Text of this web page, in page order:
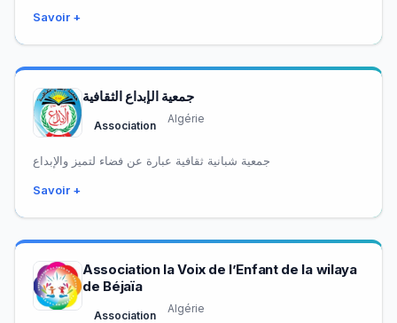
Savoir +
جمعية الإبداع الثقافية
Association
Algérie
Savoir +
Association la Voix de l’Enfant de la wilaya
de Béjaïa
Association
Algérie